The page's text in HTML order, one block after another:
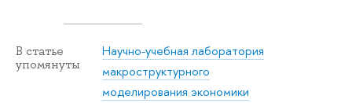
В статье
упомянуты
Научно-учебная лаборатория
макроструктурного
моделирования экономики